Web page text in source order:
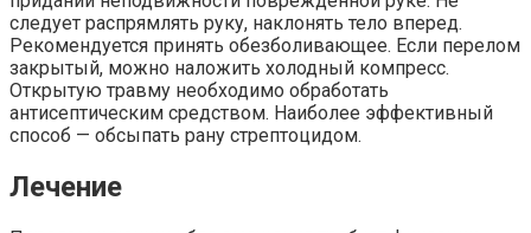
следует распрямлять руку, наклонять тело вперед.
Рекомендуется принять обезболивающее. Если перелом
закрытый, можно наложить холодный компресс.
Открытую травму необходимо обработать
антисептическим средством. Наиболее эффективный
способ — обсыпать рану стрептоцидом.
Лечение